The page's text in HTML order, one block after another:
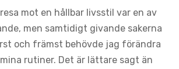
mot en hållbar livsstil var en av
men samtidigt givande sakerna
och främst behövde jag förändra
rutiner. Det är lättare sagt än